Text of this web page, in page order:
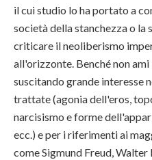
il cui studio lo ha portato a
società della stanchezza o la
criticare il neoliberismo
all'orizzonte. Benché non
suscitando grande interesse
trattate (agonia dell'eros,
narcisismo e forme
ecc.) e per i riferimenti ai
come Sigmund Freud,